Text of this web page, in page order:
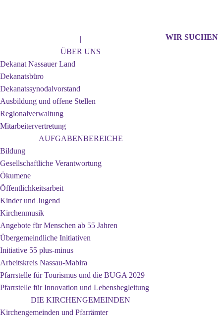
|
ÜBER UNS
Dekanat Nassauer Land
Dekanatsbüro
Dekanatssynodalvorstand
Ausbildung und offene Stellen
Regionalverwaltung
Mitarbeitervertretung
AUFGABENBEREICHE
Bildung
Gesellschaftliche Verantwortung
Ökumene
Öffentlichkeitsarbeit
Kinder und Jugend
Kirchenmusik
Angebote für Menschen ab 55 Jahren
Übergemeindliche Initiativen
Initiative 55 plus-minus
Arbeitskreis Nassau-Mabira
Pfarrstelle für Tourismus und die BUGA 2029
Pfarrstelle für Innovation und Lebensbegleitung
DIE KIRCHENGEMEINDEN
Kirchengemeinden und Pfarrämter
WIR SUCHEN